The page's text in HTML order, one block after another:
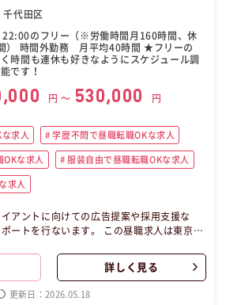
千代田区
22:00のフリー（※労働時間月160時間、休
） 時間外勤務 月平均40時間 ★フリーの
時間も連休も好きなようにスケジュール調
です！
円 〜 530,000 円
求人 学歴不問で昼職転職OKな求人
な求人 服装自由で昼職転職OKな求人
求人
アントに向けての広告提案や採用支援な
ートを行ないます。 この昼職求人は東京都
詳しく見る
更新日：2026.05.18